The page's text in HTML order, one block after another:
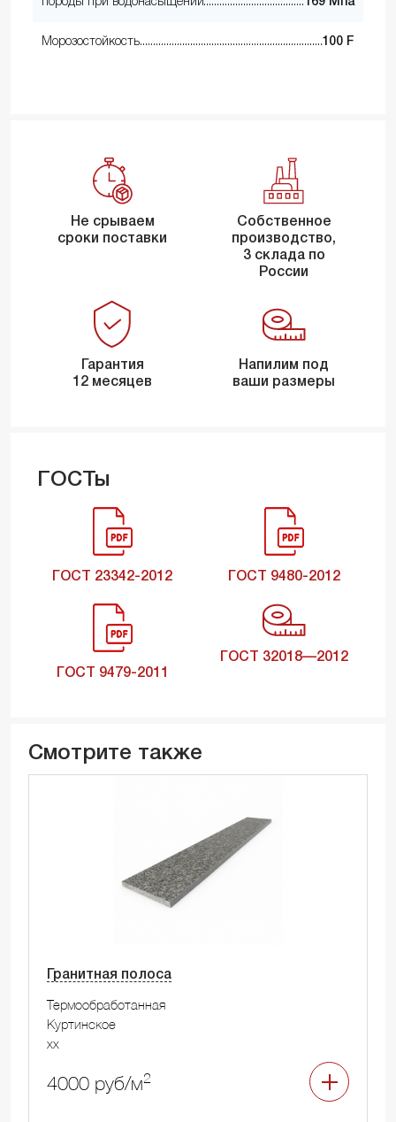
породы при водонасыщении 169 Мпа
Морозостойкость 100 F
Не срываем
сроки поставки
Собственное
производство,
3 склада по
России
Гарантия
12 месяцев
Напилим под
ваши размеры
ГОСТы
ГОСТ 23342-2012 ГОСТ 9480-2012
ГОСТ 9479-2011
ГОСТ 32018—2012
Смотрите также
Гранитная полоса
Термообработанная
Куртинское
xx
4000 руб/м2